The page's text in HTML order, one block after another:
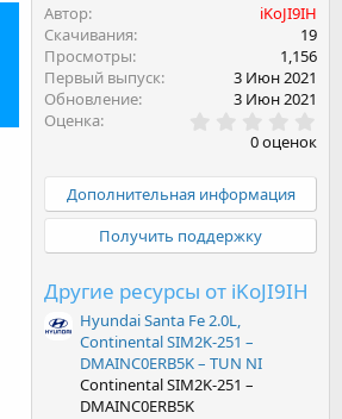
Автор
iKoJI9IH
Скачивания
19
Просмотры
1,156
Первый выпуск
3 Июн 2021
Обновление
3 Июн 2021
Оценка
.
0
0
в
ё
з
0 оценок
Дополнительная информация
Получить поддержку
Другие ресурсы от iKoJI9IH
Hyundai Santa Fe 2.0L,
Continental SIM2K-251 –
DMAINC0ERB5K – TUN NI
Continental SIM2K-251 –
DMAINC0ERB5K